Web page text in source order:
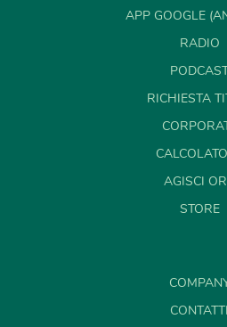
APP GOOGLE
RADIO
RICHIESTA
AGISCI
STORE
CONTATTI